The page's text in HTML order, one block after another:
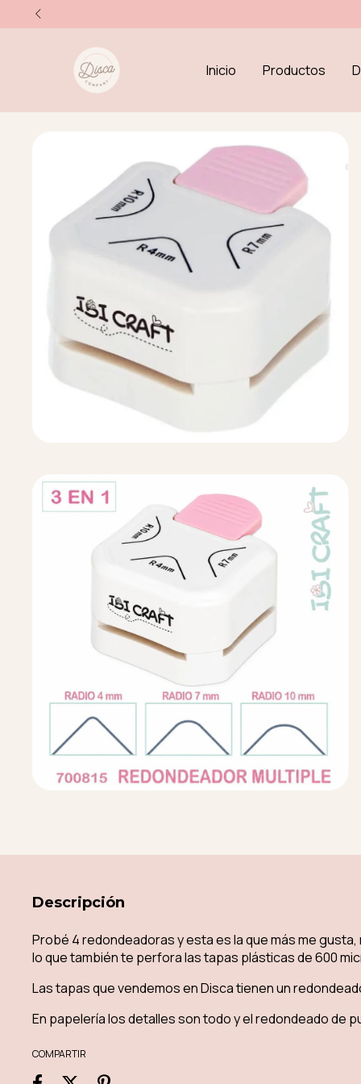
Inicio Productos
Descripción
Probé 4 redondeadoras y esta es la que más me
lo que también te perfora las tapas plásticas de 600
Las tapas que vendemos en Disca tienen un
En papelería los detalles son todo y el redondeado de
COMPARTIR